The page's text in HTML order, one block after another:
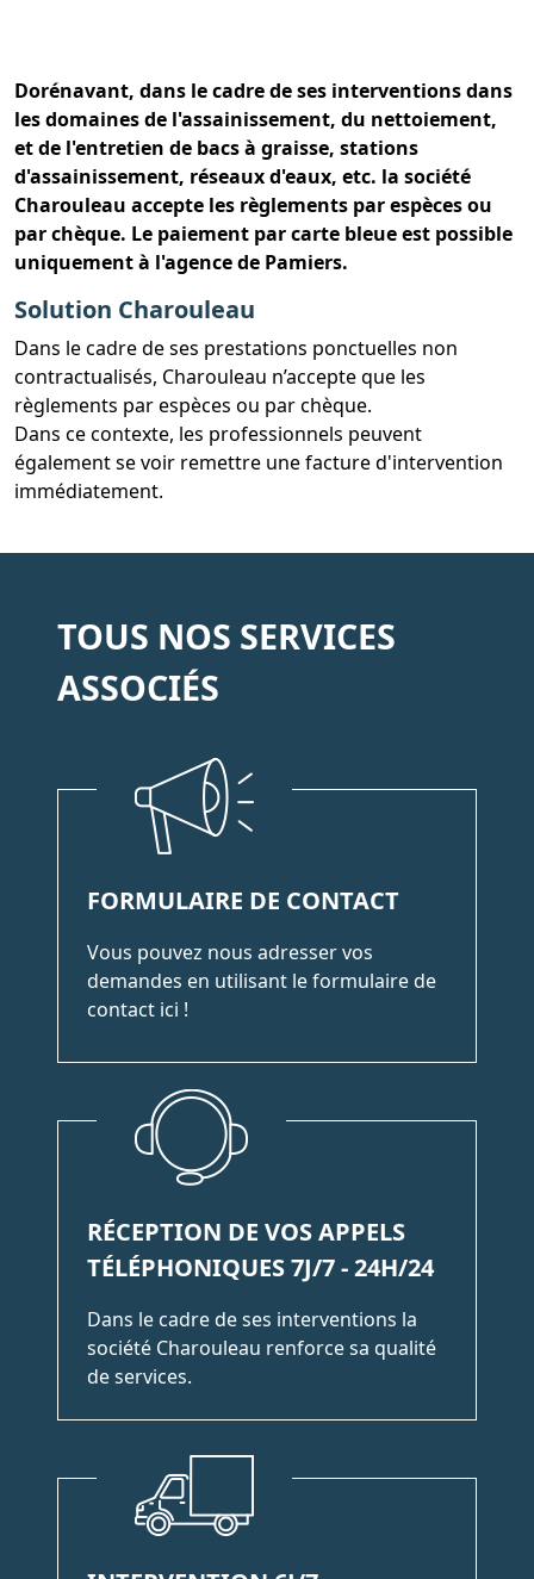
Dorénavant, dans le cadre de ses interventions dans
les domaines de l'assainissement, du nettoiement,
et de l'entretien de bacs à graisse, stations
d'assainissement, réseaux d'eaux, etc. la société
Charouleau accepte les règlements par espèces ou
par chèque. Le paiement par carte bleue est possible
uniquement à l'agence de Pamiers.
Solution Charouleau
Dans le cadre de ses prestations ponctuelles non
contractualisés, Charouleau n’accepte que les
règlements par espèces ou par chèque.
Dans ce contexte, les professionnels peuvent
également se voir remettre une facture d'intervention
immédiatement.
TOUS NOS SERVICES
ASSOCIÉS
FORMULAIRE DE CONTACT
Vous pouvez nous adresser vos
demandes en utilisant le formulaire de
contact ici !
RÉCEPTION DE VOS APPELS
TÉLÉPHONIQUES 7J/7 - 24H/24
Dans le cadre de ses interventions la
société Charouleau renforce sa qualité
de services.